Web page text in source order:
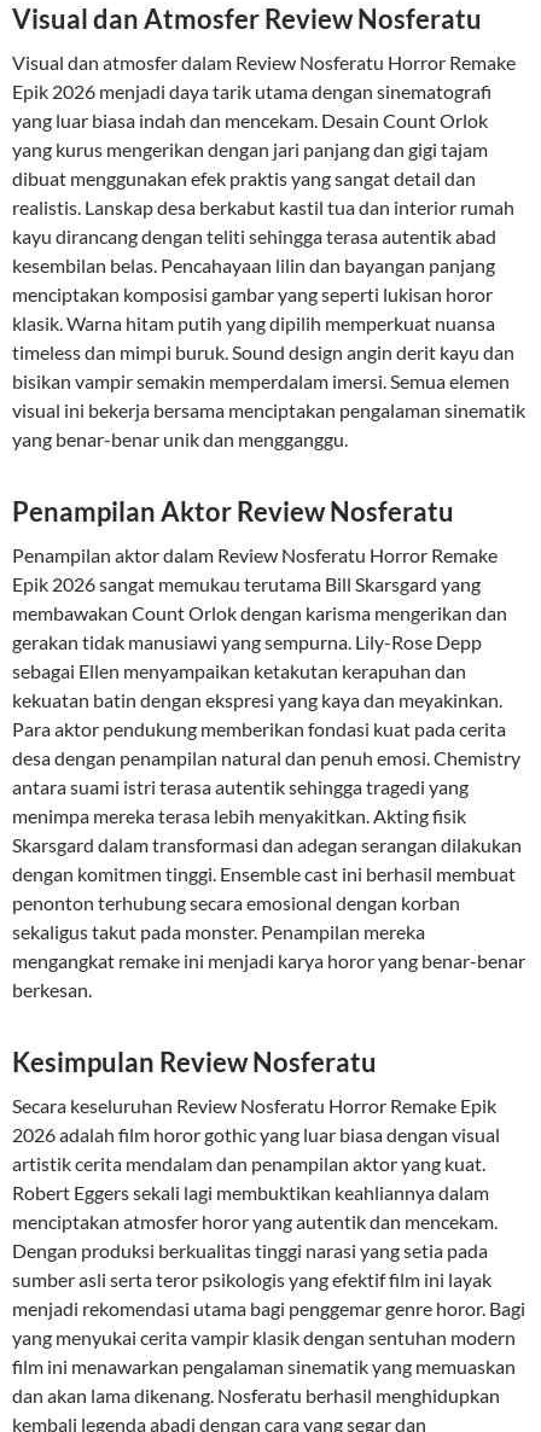
Visual dan Atmosfer Review Nosferatu
Visual dan atmosfer dalam Review Nosferatu Horror Remake
Epik 2026 menjadi daya tarik utama dengan sinematografi
yang luar biasa indah dan mencekam. Desain Count Orlok
yang kurus mengerikan dengan jari panjang dan gigi tajam
dibuat menggunakan efek praktis yang sangat detail dan
realistis. Lanskap desa berkabut kastil tua dan interior rumah
kayu dirancang dengan teliti sehingga terasa autentik abad
kesembilan belas. Pencahayaan lilin dan bayangan panjang
menciptakan komposisi gambar yang seperti lukisan horor
klasik. Warna hitam putih yang dipilih memperkuat nuansa
timeless dan mimpi buruk. Sound design angin derit kayu dan
bisikan vampir semakin memperdalam imersi. Semua elemen
visual ini bekerja bersama menciptakan pengalaman sinematik
yang benar-benar unik dan mengganggu.
Penampilan Aktor Review Nosferatu
Penampilan aktor dalam Review Nosferatu Horror Remake
Epik 2026 sangat memukau terutama Bill Skarsgard yang
membawakan Count Orlok dengan karisma mengerikan dan
gerakan tidak manusiawi yang sempurna. Lily-Rose Depp
sebagai Ellen menyampaikan ketakutan kerapuhan dan
kekuatan batin dengan ekspresi yang kaya dan meyakinkan.
Para aktor pendukung memberikan fondasi kuat pada cerita
desa dengan penampilan natural dan penuh emosi. Chemistry
antara suami istri terasa autentik sehingga tragedi yang
menimpa mereka terasa lebih menyakitkan. Akting fisik
Skarsgard dalam transformasi dan adegan serangan dilakukan
dengan komitmen tinggi. Ensemble cast ini berhasil membuat
penonton terhubung secara emosional dengan korban
sekaligus takut pada monster. Penampilan mereka
mengangkat remake ini menjadi karya horor yang benar-benar
berkesan.
Kesimpulan Review Nosferatu
Secara keseluruhan Review Nosferatu Horror Remake Epik
2026 adalah film horor gothic yang luar biasa dengan visual
artistik cerita mendalam dan penampilan aktor yang kuat.
Robert Eggers sekali lagi membuktikan keahliannya dalam
menciptakan atmosfer horor yang autentik dan mencekam.
Dengan produksi berkualitas tinggi narasi yang setia pada
sumber asli serta teror psikologis yang efektif film ini layak
menjadi rekomendasi utama bagi penggemar genre horor. Bagi
yang menyukai cerita vampir klasik dengan sentuhan modern
film ini menawarkan pengalaman sinematik yang memuaskan
dan akan lama dikenang. Nosferatu berhasil menghidupkan
kembali legenda abadi dengan cara yang segar dan